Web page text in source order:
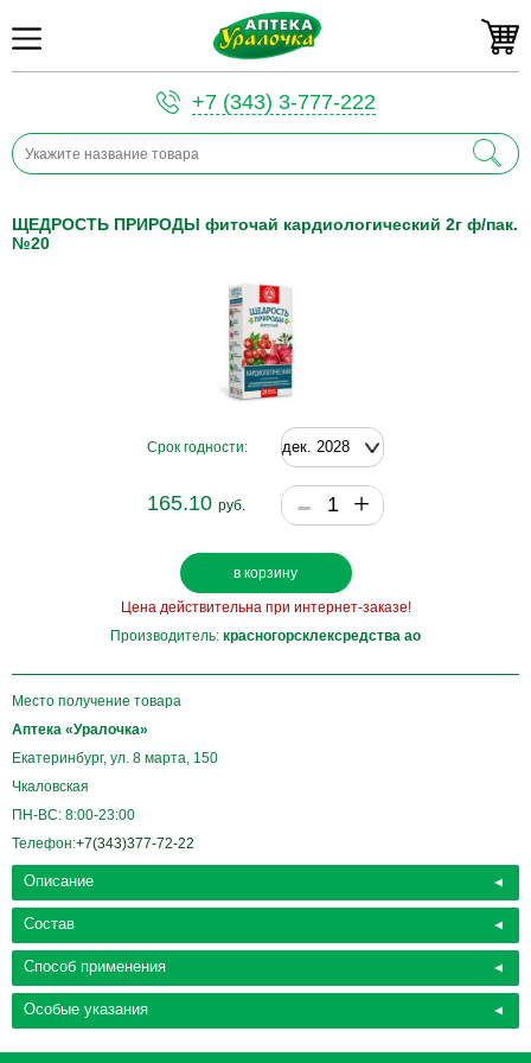
+7 (343) 3-777-222
ЩЕДРОСТЬ ПРИРОДЫ фиточай кардиологический 2г ф/пак.
№20
Срок годности:
165.10 руб. - +
в корзину
Цена действительна при интернет-заказе!
Производитель: красногорсклексредства ао
Место получение товара
Аптека «Уралочка»
Екатеринбург, ул. 8 марта, 150
Чкаловская
ПН-ВС: 8:00-23:00
Телефон:+7(343)377-72-22
Описание
Состав
Способ применения
Особые указания